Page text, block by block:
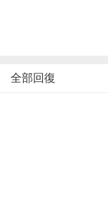
全部回復